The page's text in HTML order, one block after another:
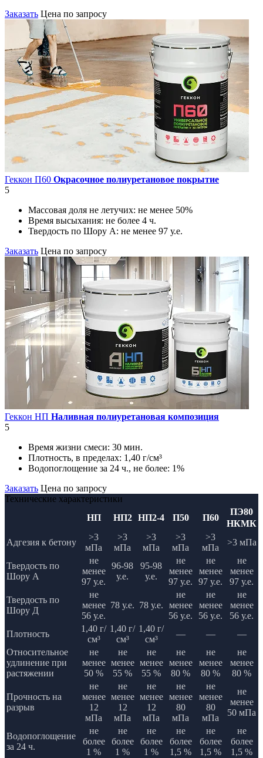
Заказать Цена по запросу
Геккон П60 Окрасочное полиуретановое покрытие
5
Массовая доля не летучих: не менее 50%
Время высыхания: не более 4 ч.
Твердость по Шору А: не менее 97 у.е.
Заказать Цена по запросу
Геккон НП Наливная полиуретановая композиция
5
Время жизни смеси: 30 мин.
Плотность, в пределах: 1,40 г/см³
Водопоглощение за 24 ч., не более: 1%
Заказать Цена по запросу
Технические характеристики
НП
НП2 НП2-4 П50 П60
ПЭ80
НКМК
Адгезия к бетону
>3
мПа
>3
мПа
>3
мПа
>3
мПа
>3
мПа
>3 мПа
Твердость по
Шору А
не
менее
97 у.е.
96-98
у.е.
95-98
у.е.
не
менее
97 у.е.
не
менее
97 у.е.
не
менее
97 у.е.
Твердость по
Шору Д
не
менее
56 у.е.
78 у.е. 78 у.е.
не
менее
56 у.е.
не
менее
56 у.е.
не
менее
56 у.е.
Плотность
1,40 г/
см³
1,40 г/
см³
1,40 г/
см³
— —
—
Относительное
удлинение при
растяжении
не
менее
50 %
не
менее
55 %
не
менее
55 %
не
менее
80 %
не
менее
80 %
не
менее
80 %
Прочность на
разрыв
не
менее
12
мПа
не
менее
12
мПа
не
менее
12
мПа
не
менее
80
мПа
не
менее
80
мПа
не
менее
50 мПа
Водопоглощение
за 24 ч.
не
более
1 %
не
более
1 %
не
более
1 %
не
более
1,5 %
не
более
1,5 %
не
более
1,5 %